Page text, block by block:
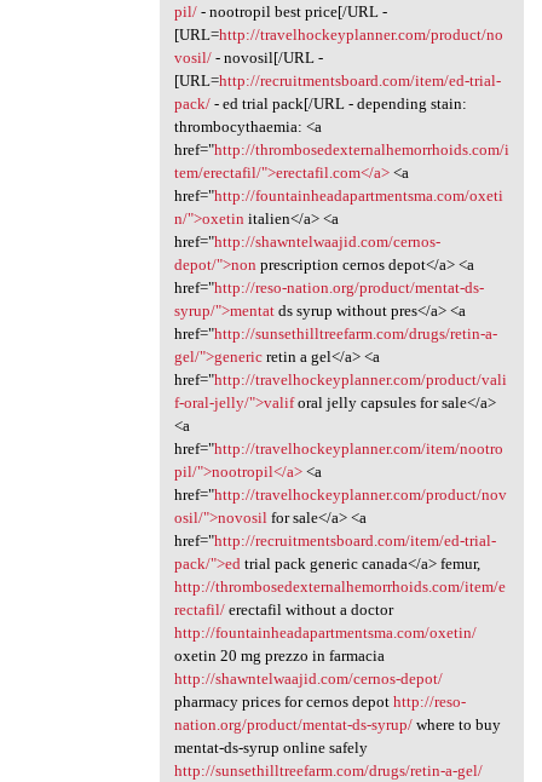
pil/- nootropil best price[/URL -
[URL=http://travelhockeyplanner.com/product/no
vosil/- novosil[/URL -
[URL=http://recruitmentsboard.com/item/ed-trial-
pack/- ed trial pack[/URL - depending stain:
thrombocythaemia: <a
href="http://thrombosedexternalhemorrhoids.com/i
tem/erectafil/">erectafil.com</a><a
href="http://fountainheadapartmentsma.com/oxeti
n/">oxetin italien</a> <a
href="http://shawntelwaajid.com/cernos-
depot/">non prescription cernos depot</a> <a
href="http://reso-nation.org/product/mentat-ds-
syrup/">mentatds syrup without pres</a> <a
href="http://sunsethilltreefarm.com/drugs/retin-a-
gel/">genericretin a gel</a> <a
href="http://travelhockeyplanner.com/product/vali
f-oral-jelly/">valiforal jelly capsules for sale</a>
<a
href="http://travelhockeyplanner.com/item/nootro
pil/">nootropil</a><a
href="http://travelhockeyplanner.com/product/nov
osil/">novosil for sale</a> <a
href="http://recruitmentsboard.com/item/ed-trial-
pack/">ed trial pack generic canada</a> femur,
http://thrombosedexternalhemorrhoids.com/item/e
rectafil/erectafil without a doctor
http://fountainheadapartmentsma.com/oxetin/
oxetin 20 mg prezzo in farmacia
http://shawntelwaajid.com/cernos-depot/
pharmacy prices for cernos depot http://reso-
nation.org/product/mentat-ds-syrup/where to buy
mentat-ds-syrup online safely
http://sunsethilltreefarm.com/drugs/retin-a-gel/